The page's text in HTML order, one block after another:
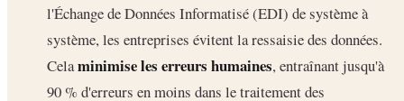
l'Échange de Données Informatisé (EDI) de système à
système, les entreprises évitent la ressaisie des données.
Celaminimise les erreurs humaines, entraînant jusqu'à
90 % d'erreurs en moins dans le traitement des